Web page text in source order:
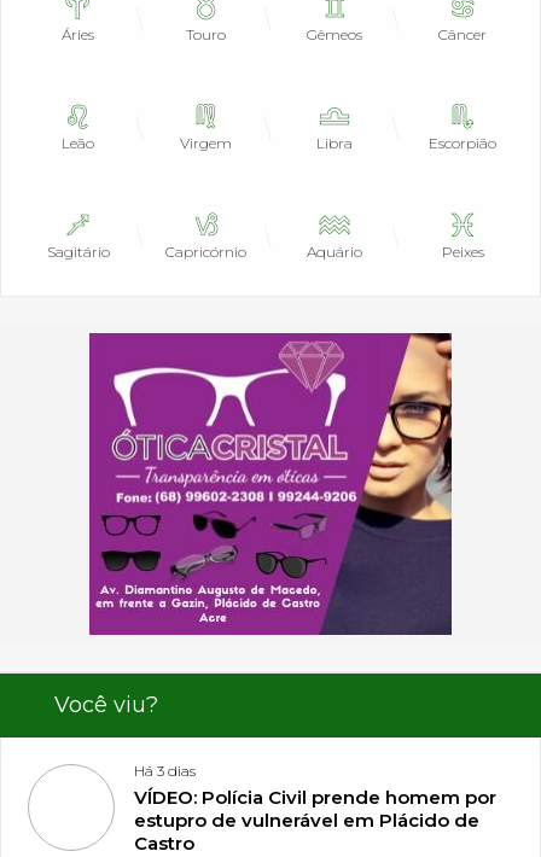
Áries Touro Gêmeos Câncer
Leão Virgem Libra Escorpião
Sagitário Capricórnio Aquário Peixes
Você viu?
Há 3 dias
VÍDEO: Polícia Civil prende homem por
estupro de vulnerável em Plácido de
Castro